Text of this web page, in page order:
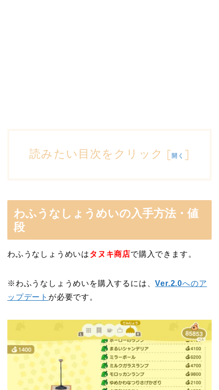
読みたい目次をクリック [開く ]
わふうなしょうめいの入手方法・値
段
わふうなしょうめいはタヌキ商店で購入できます。
※わふうなしょうめいを購入するには、Ver.2.0へのア
ップデート が必要です。